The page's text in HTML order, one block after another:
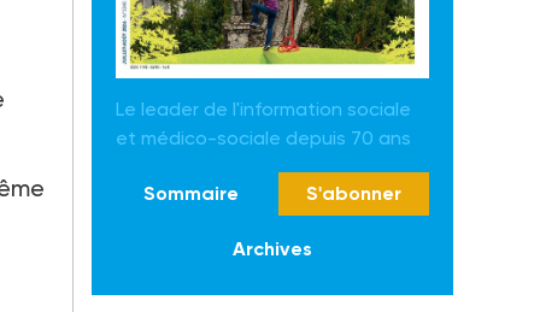
Le leader de l'information sociale
et médico-sociale depuis 70 ans
Sommaire S'abonner
Archives